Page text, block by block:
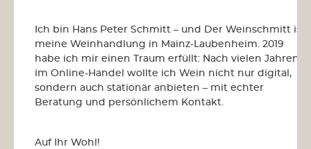
Ich bin Hans Peter Schmitt – und Der Weinschmitt ist
meine Weinhandlung in Mainz-Laubenheim. 2019
habe ich mir einen Traum erfüllt: Nach vielen Jahren
im Online-Handel wollte ich Wein nicht nur digital,
sondern auch stationär anbieten – mit echter
Beratung und persönlichem Kontakt.
Auf Ihr Wohl!